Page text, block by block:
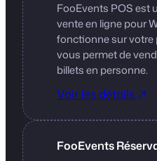
FooEvents POS est
vente en ligne pour
fonctionne sur votre
vous permet de
billets en personne.
Voir les détails
FooEvents